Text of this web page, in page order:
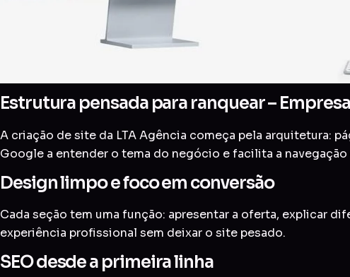
Estrutura pensada para ranquear –
A criação de site da LTA Agência começa pela arquitetura:
Google a entender o tema do negócio e facilita a navegação
Design limpo e foco em conversão
Cada seção tem uma função: apresentar a oferta, explicar
experiência profissional sem deixar o site pesado.
SEO desde a primeira linha